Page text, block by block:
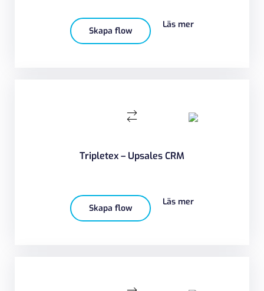
Skapa flow
Läs mer
Tripletex – Upsales CRM
Skapa flow
Läs mer